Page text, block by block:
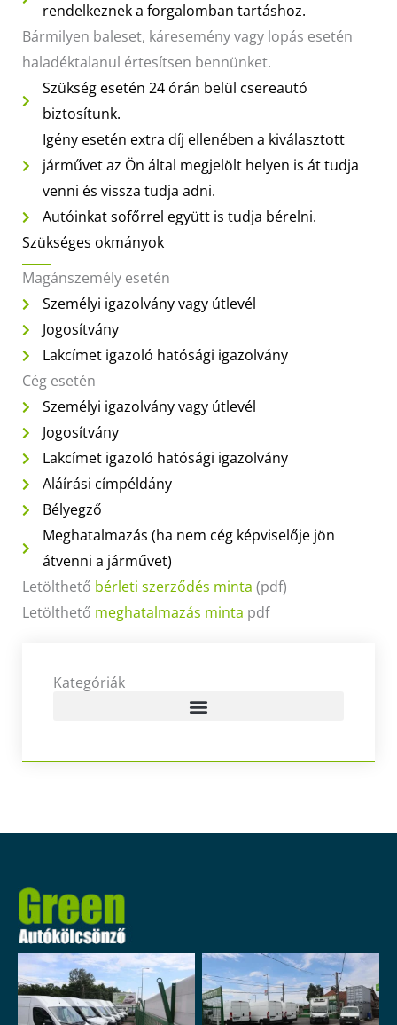
rendelkeznek a forgalomban tartáshoz.
Bármilyen baleset, káresemény vagy lopás esetén
haladéktalanul értesítsen bennünket.
Szükség esetén 24 órán belül csereautó
biztosítunk.
Igény esetén extra díj ellenében a kiválasztott
járművet az Ön által megjelölt helyen is át tudja
venni és vissza tudja adni.
Autóinkat sofőrrel együtt is tudja bérelni.
Szükséges okmányok
Magánszemély esetén
Személyi igazolvány vagy útlevél
Jogosítvány
Lakcímet igazoló hatósági igazolvány
Cég esetén
Személyi igazolvány vagy útlevél
Jogosítvány
Lakcímet igazoló hatósági igazolvány
Aláírási címpéldány
Bélyegző
Meghatalmazás (ha nem cég képviselője jön
átvenni a járművet)
Letölthető bérleti szerződés minta (pdf)
Letölthető meghatalmazás minta pdf
Kategóriák